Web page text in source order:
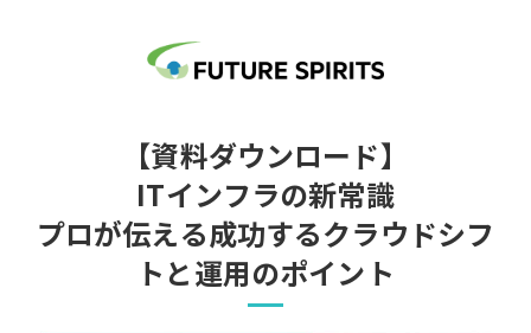
【資料ダウンロード】
ITインフラの新常識
プロが伝える成功するクラウドシフ
トと運用のポイント